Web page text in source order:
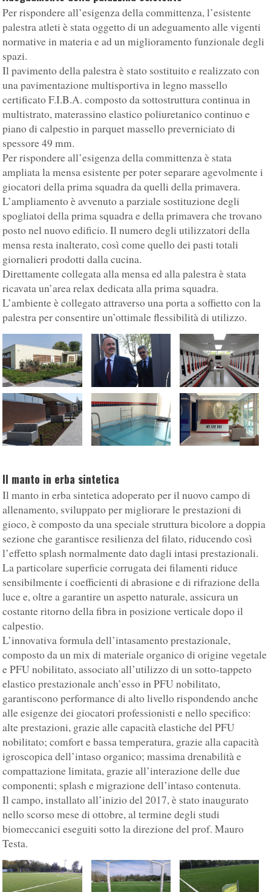
Per rispondere all’esigenza della committenza, l’esistente
palestra atleti è stata oggetto di un adeguamento alle vigenti
normative in materia e ad un miglioramento funzionale degli
spazi.
Il pavimento della palestra è stato sostituito e realizzato con
una pavimentazione multisportiva in legno massello
certificato F.I.B.A. composto da sottostruttura continua in
multistrato, materassino elastico poliuretanico continuo e
piano di calpestio in parquet massello preverniciato di
spessore 49 mm.
Per rispondere all’esigenza della committenza è stata
ampliata la mensa esistente per poter separare agevolmente i
giocatori della prima squadra da quelli della primavera.
L’ampliamento è avvenuto a parziale sostituzione degli
spogliatoi della prima squadra e della primavera che trovano
posto nel nuovo edificio. Il numero degli utilizzatori della
mensa resta inalterato, così come quello dei pasti totali
giornalieri prodotti dalla cucina.
Direttamente collegata alla mensa ed alla palestra è stata
ricavata un’area relax dedicata alla prima squadra.
L’ambiente è collegato attraverso una porta a soffietto con la
palestra per consentire un’ottimale flessibilità di utilizzo.
Il manto in erba sintetica
Il manto in erba sintetica adoperato per il nuovo campo di
allenamento, sviluppato per migliorare le prestazioni di
gioco, è composto da una speciale struttura bicolore a doppia
sezione che garantisce resilienza del filato, riducendo così
l’effetto splash normalmente dato dagli intasi prestazionali.
La particolare superficie corrugata dei filamenti riduce
sensibilmente i coefficienti di abrasione e di rifrazione della
luce e, oltre a garantire un aspetto naturale, assicura un
costante ritorno della fibra in posizione verticale dopo il
calpestio.
L’innovativa formula dell’intasamento prestazionale,
composto da un mix di materiale organico di origine vegetale
e PFU nobilitato, associato all’utilizzo di un sotto-tappeto
elastico prestazionale anch’esso in PFU nobilitato,
garantiscono performance di alto livello rispondendo anche
alle esigenze dei giocatori professionisti e nello specifico:
alte prestazioni, grazie alle capacità elastiche del PFU
nobilitato; comfort e bassa temperatura, grazie alla capacità
igroscopica dell’intaso organico; massima drenabilità e
compattazione limitata, grazie all’interazione delle due
componenti; splash e migrazione dell’intaso contenuta.
Il campo, installato all’inizio del 2017, è stato inaugurato
nello scorso mese di ottobre, al termine degli studi
biomeccanici eseguiti sotto la direzione del prof. Mauro
Testa.